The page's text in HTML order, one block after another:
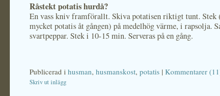
Råstekt potatis hurdå?
En vass kniv framförallt. Skiva potatisen riktigt tunt.
mycket potatis åt gången) på medelhög värme, i rapsolja.
svartpeppar. Stek i 10-15 min. Serveras på en gång.
Publicerad i husman, husmanskost, potatis | Kommentarer
Skriv ut inlägg